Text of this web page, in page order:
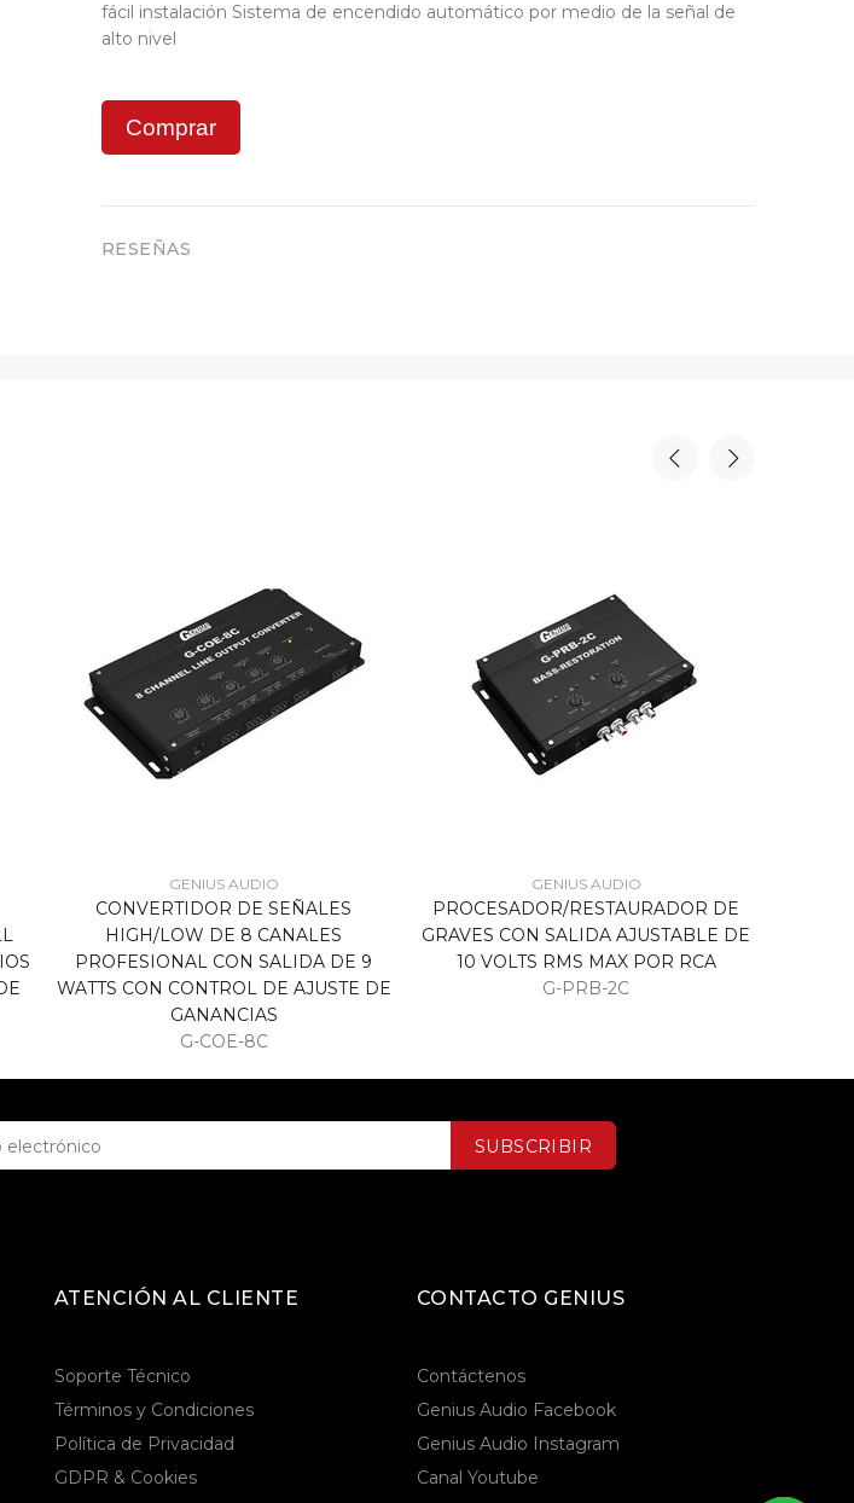
fácil instalación Sistema de encendido automático por medio de la señal de
alto nivel
Comprar
RESEÑAS
GENIUS AUDIO
CONVERTIDOR DE SEÑALES
HIGH/LOW DE 8 CANALES
PROFESIONAL CON SALIDA DE 9
WATTS CON CONTROL DE AJUSTE DE
GANANCIAS
G-COE-8C
GENIUS AUDIO
PROCESADOR/RESTAURADOR DE
GRAVES CON SALIDA AJUSTABLE DE
10 VOLTS RMS MAX POR RCA
G-PRB-2C
SUBSCRIBIR
ATENCIÓN AL CLIENTE
Soporte Técnico
Términos y Condiciones
Política de Privacidad
GDPR & Cookies
CONTACTO GENIUS
Contáctenos
Genius Audio Facebook
Genius Audio Instagram
Canal Youtube